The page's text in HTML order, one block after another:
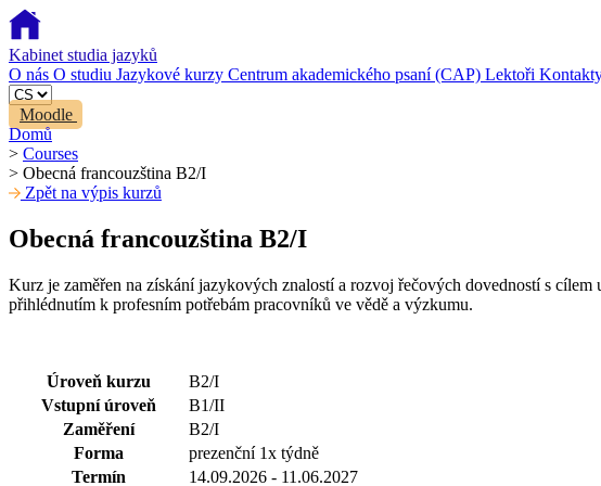
Kabinet studia jazyků
O nás O studiu Jazykové kurzy Centrum akademického psaní (CAP) Lektoři
Moodle
Domů
> Courses
> Obecná francouzština B2/I
Zpět na výpis kurzů
Obecná francouzština B2/I
Kurz je zaměřen na získání jazykových znalostí a rozvoj řečových dovedností s
přihlédnutím k profesním potřebám pracovníků ve vědě a výzkumu.
Úroveň kurzu
B2/I
Vstupní úroveň
B1/II
Zaměření
B2/I
Forma
prezenční 1x týdně
Termín
14.09.2026 - 11.06.2027